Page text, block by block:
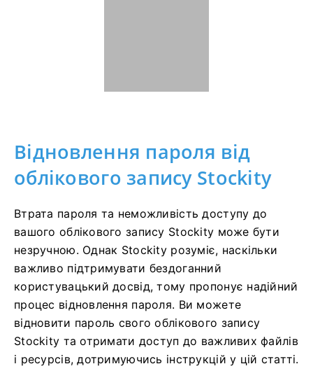
Відновлення пароля від
облікового запису Stockity